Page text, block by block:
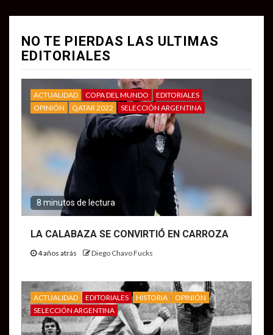
NO TE PIERDAS LAS ULTIMAS
EDITORIALES
ACTUALIDAD COPA DEL MUNDO
EDITORIALES
OPINIÓN
QATAR 2022 SELECCIÓN ARGENTINA
8 minutos de lectura
LA CALABAZA SE CONVIRTIÓ EN CARROZA
4 años atrás Diego Chavo Fucks
ACTUALIDAD EDITORIALES HISTORIA
OPINIÓN
SELECCIÓN ARGENTINA